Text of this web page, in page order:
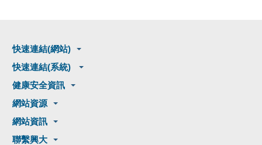
快速連結(網站)
快速連結(系統)
健康安全資訊
網站資源
網站資訊
聯繫興大